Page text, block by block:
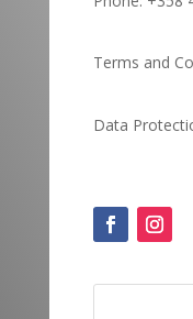
Terms and
Data